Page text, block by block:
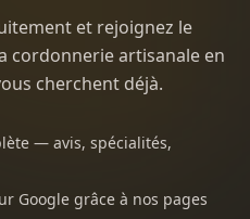
et rejoignez le
cordonnerie artisanale en
cherchent déjà.
— avis, spécialités,
Google grâce à nos pages